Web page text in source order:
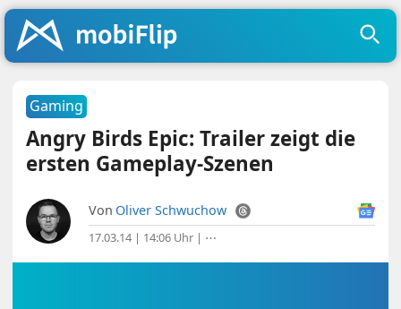
Gaming
Angry Birds Epic: Trailer zeigt die
ersten Gameplay-Szenen
Von Oliver Schwuchow
17.03.14 | 14:06 Uhr | ⋯